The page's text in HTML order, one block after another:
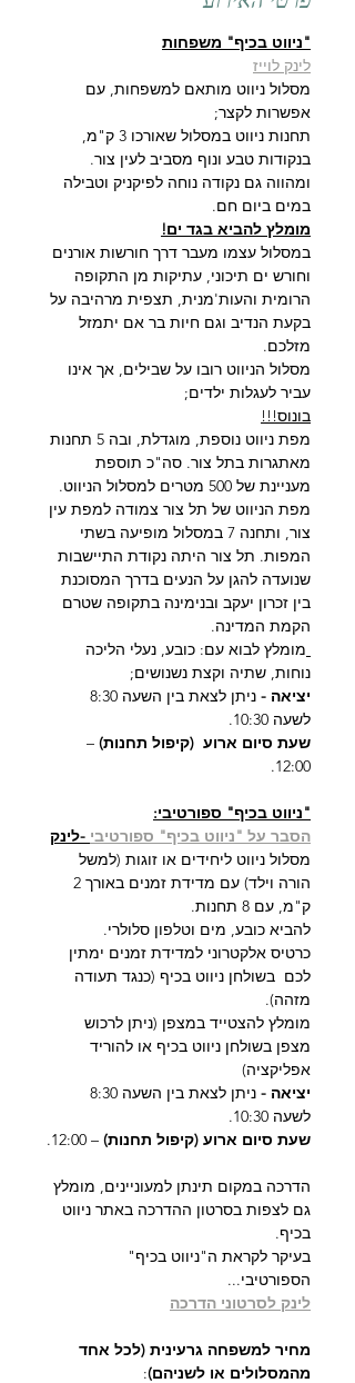
"ניווט בכיף" משפחות
לינק לוייז
מסלול ניווט מותאם למשפחות, עם
אפשרות לקצר;
תחנות ניווט במסלול שאורכו 3 ק"מ,
בנקודות טבע ונוף מסביב לעין צור.
ומהווה גם נקודה נוחה לפיקניק וטבילה
במים ביום חם.
מומלץ להביא בגד ים!
במסלול עצמו מעבר דרך חורשות אורנים
וחורש ים תיכוני, עתיקות מן התקופה
הרומית והעות'מנית, תצפית מרהיבה על
בקעת הנדיב וגם חיות בר אם יתמזל
מזלכם.
מסלול הניווט רובו על שבילים, אך אינו
עביר לעגלות ילדים;
בונוס!!!
מפת ניווט נוספת, מוגדלת, ובה 5 תחנות
מאתגרות בתל צור. סה"כ תוספת
מעניינת של 500 מטרים למסלול הניווט.
מפת הניווט של תל צור צמודה למפת עין
צור, ותחנה 7 במסלול מופיעה בשתי
המפות. תל צור היתה נקודת התיישבות
שנועדה להגן על הנעים בדרך המסוכנת
בין זכרון יעקב ובנימינה בתקופה שטרם
הקמת המדינה.
מומלץ לבוא עם: כובע, נעלי הליכה
נוחות, שתיה וקצת נשנושים;
יציאה -
לשעה 10:30.
שעת סיום ארוע  (קיפול תחנות) –
12:00.
"ניווט בכיף" ספורטיבי:
הסבר על "ניווט בכיף" ספורטיבי -לינק
מסלול ניווט ליחידים או זוגות (למשל
ק"מ, עם 8 תחנות.
להביא כובע, מים וטלפון סלולרי.
כרטיס אלקטרוני למדידת זמנים ימתין
לכם  בשולחן ניווט בכיף (כנגד תעודה
מזהה).
מומלץ להצטייד במצפן (ניתן לרכוש
מצפן בשולחן ניווט בכיף או להוריד
אפליקציה)
יציאה -
לשעה 10:30.
שעת סיום ארוע (קיפול תחנות) – 12:00.
הדרכה במקום תינתן למעוניינים, מומלץ
גם לצפות בסרטון ההדרכה באתר ניווט
בכיף.
בעיקר לקראת ה"ניווט בכיף"
הספורטיבי...
לינק לסרטוני הדרכה
מחיר למשפחה גרעינית (לכל אחד
מהמסלולים או לשניהם):